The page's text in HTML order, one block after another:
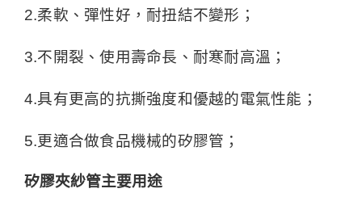
2.柔軟、彈性好，耐扭結不變形；
3.不開裂、使用壽命長、耐寒耐高溫；
4.具有更高的抗撕強度和優越的電氣性能；
5.更適合做食品機械的矽膠管；
矽膠夾紗管主要用途